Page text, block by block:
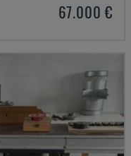
67.000 €